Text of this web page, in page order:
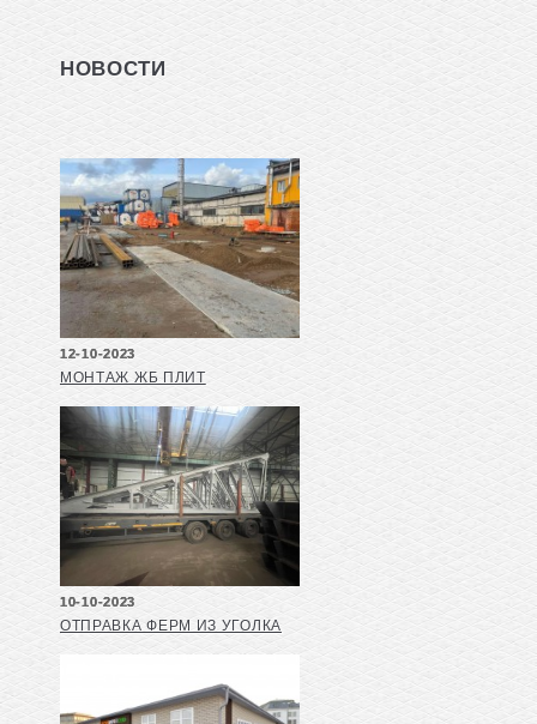
НОВОСТИ
12-10-2023
МОНТАЖ ЖБ ПЛИТ
10-10-2023
ОТПРАВКА ФЕРМ ИЗ УГОЛКА